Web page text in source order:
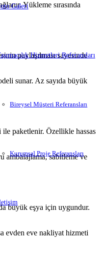
Galeri
Hizmetleri Referansları
Bireysel Müşteri Referansları
Kurumsal Proje Referansları
Yükleme sırasında
paylaşılması sayesinde
sunar. Az sayıda büyük
paketlenir. Özellikle hassas
ambalajlama, sabitleme ve
büyük eşya için uygundur.
evden eve nakliyat hizmeti